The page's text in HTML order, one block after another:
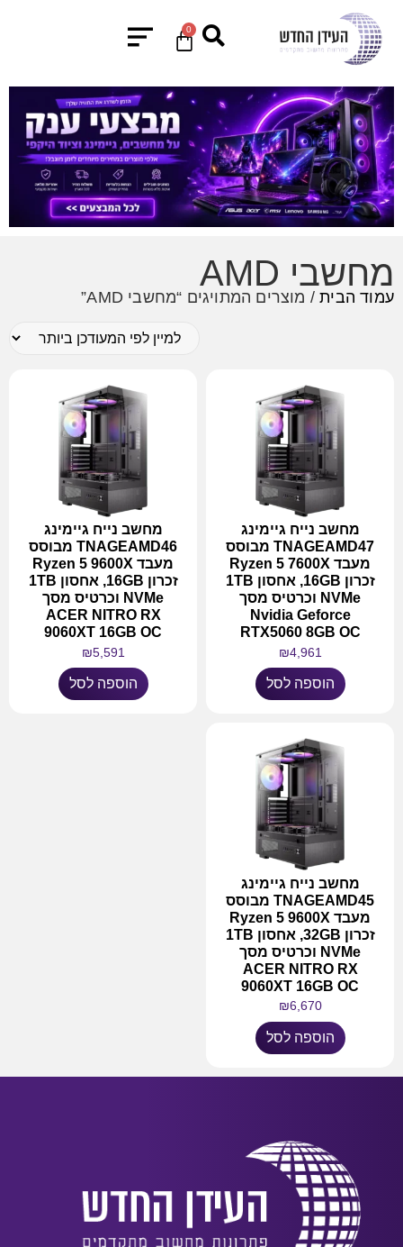
0
מחשבי AMD
עמוד הבית/ מוצרים המתויגים “מחשבי AMD”
מחשב נייח גיימינג
TNAGEAMD47 מבוסס
מעבד Ryzen 5 7600X
זכרון 16GB, אחסון 1TB
NVMe וכרטיס מסך
Nvidia Geforce
RTX5060 8GB OC
₪4,961
הוספה לסל
מחשב נייח גיימינג
TNAGEAMD46 מבוסס
מעבד Ryzen 5 9600X
זכרון 16GB, אחסון 1TB
NVMe וכרטיס מסך
ACER NITRO RX
9060XT 16GB OC
₪5,591
הוספה לסל
מחשב נייח גיימינג
TNAGEAMD45 מבוסס
מעבד Ryzen 5 9600X
זכרון 32GB, אחסון 1TB
NVMe וכרטיס מסך
ACER NITRO RX
9060XT 16GB OC
₪6,670
הוספה לסל